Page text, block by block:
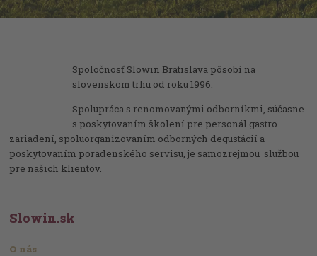
Spoločnosť Slowin Bratislava pôsobí na
slovenskom trhu od roku 1996.
Spolupráca s renomovanými odborníkmi, súčasne
s poskytovaním školení pre personál gastro
zariadení, spoluorganizovaním odborných degustácií a
poskytovaním poradenského servisu, je samozrejmou službou
pre našich klientov.
Slowin.sk
O nás